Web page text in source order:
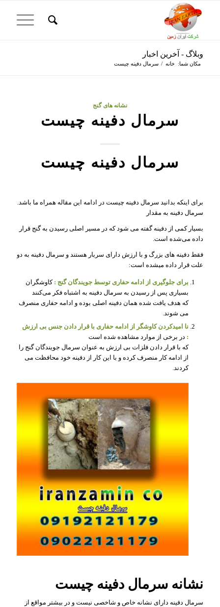
وبلاگ - آخرین اخبار
مکان شما: خانه / سرمال دفینه چیست
نشانه های گنج
سرمال دفینه چیست
سرمال دفینه چیست
برای اینکه بدانید سرمال دفینه چیست در ادامه این مقاله همراه ما باشد.
سرمال دفینه به مقدار
بسیار کمی از دفینه گفته می شود که در مسیر اصلی رسیدن به گنج قرار
داده می‌شده است.
فقط دفینه های بزرگ و با ارزش دارای سربار هستند و سرمال دفینه به دو
علت قرار داده میشده است:
برای جلوگیری از ادامه حفاری توسط جویندگان گنج : کاوشگران
بسیاری پس از رسیدن به سرمال دفینه به اشتباه فکر می‌کنند
که هدف یافت شده همان دفینه اصلی بوده و ادامه حفاری منصرف
می شوند.
نا امیدکردن کاوشگر از ادامه حفاری با قرار دادن جنس بی ارزش
: در برخی از موارد مشاهده شده است
که با قرار دادن فلزات بی ارزش به‌ عنوان سرمال جویندگان گنج را
از ادامه کار منصرف کرده و با این کار از دفینه خود محافظت می
کردند.
نشانه سرمال دفینه چیست
سرمال دفینه دارای نشانه خاص و شاخصی نیست و در بیشتر مواقع از